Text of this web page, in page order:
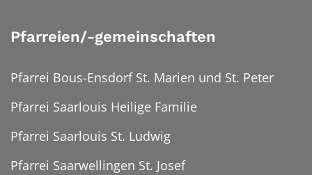
Pfarreien/-gemeinschaften
Pfarrei Bous-Ensdorf St. Marien und St. Peter
Pfarrei Saarlouis Heilige Familie
Pfarrei Saarlouis St. Ludwig
Pfarrei Saarwellingen St. Josef